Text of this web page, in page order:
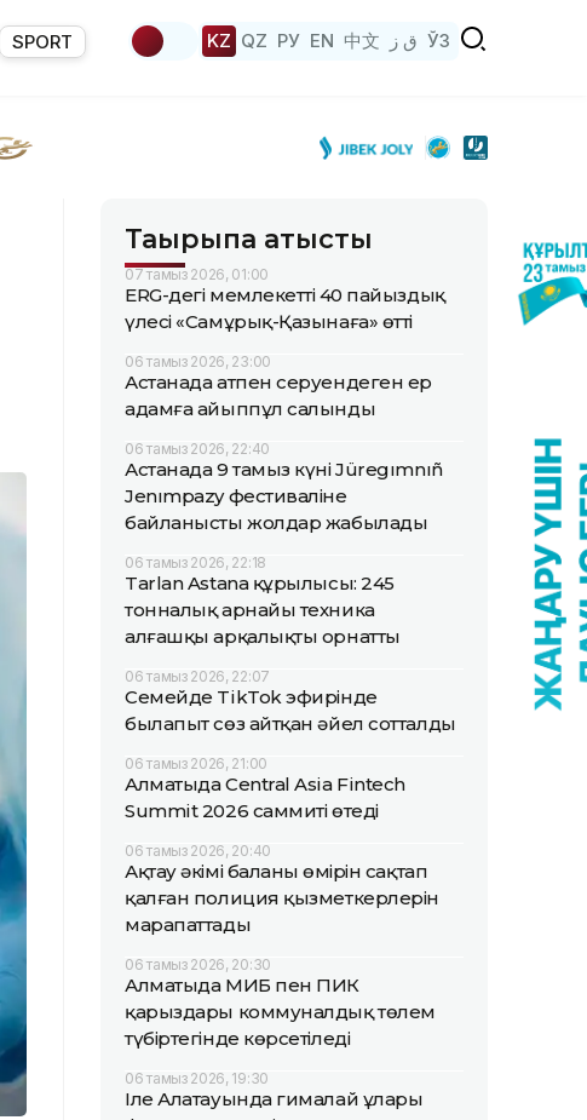
SPORT KZ QZ РУ EN 中文 ق ز ЎЗ
Тақырыпқа қатысты
07 тамыз 2026, 01:00
ERG-дегі мемлекеттің 40 пайыздық
үлесі «Самұрық-Қазынаға» өтті
06 тамыз 2026, 23:00
Астанада атпен серуендеген ер
адамға айыппұл салынды
06 тамыз 2026, 22:40
Астанада 9 тамыз күні Jüregımnıñ
Jenımpazy фестиваліне
байланысты жолдар жабылады
06 тамыз 2026, 22:18
Tarlan Astana құрылысы: 245
тонналық арнайы техника
алғашқы арқалықты орнатты
06 тамыз 2026, 22:07
Семейде TikTok эфирінде
былапыт сөз айтқан әйел сотталды
06 тамыз 2026, 21:00
Алматыда Central Asia Fintech
Summit 2026 саммиті өтеді
06 тамыз 2026, 20:40
Ақтау әкімі баланың өмірін сақтап
қалған полиция қызметкерлерін
марапаттады
06 тамыз 2026, 20:30
Алматыда МИБ пен ПИК
қарыздары коммуналдық төлем
түбіртегінде көрсетіледі
06 тамыз 2026, 19:30
Іле Алатауында гималай ұлары